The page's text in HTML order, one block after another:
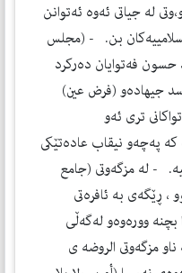
له‌ جياتى ئه‌وه‌ ئه‌توانن
بن. - (مجلس
حسون فه‌توايان ده‌ركرد
جيهاده‌و (فرض عين)
ترى ئه‌و
په‌چه‌و نيقاب عاده‌تێكى
- له‌ مزگه‌وتى (جامع
، ڕێگه‌ى به‌ ئافره‌تى
ووره‌وه‌و له‌گه‌ڵى
مزگه‌وتى الروضه‌ ى